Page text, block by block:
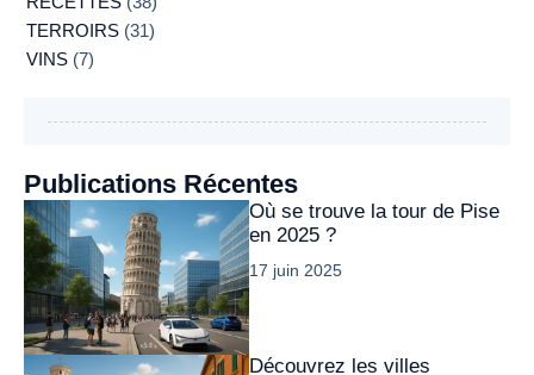
TERROIRS(31)
VINS(7)
Publications Récentes
Où se trouve la tour de Pise
en 2025 ?
17 juin 2025
Découvrez les villes